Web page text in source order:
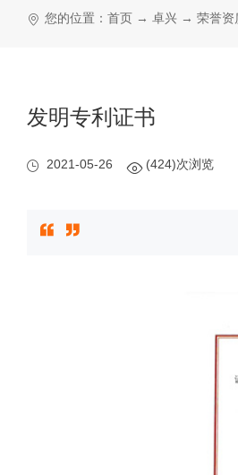
您的位置： 首页 → 卓兴 → 荣誉资
发明专利证书
2021-05-26 (424)次浏览